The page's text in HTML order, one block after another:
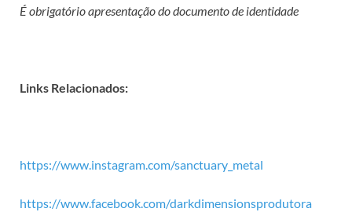
É obrigatório apresentação do documento de identidade
Links Relacionados:
https://www.instagram.com/sanctuary_metal​​
https://www.facebook.com/darkdimensionsprodutora​